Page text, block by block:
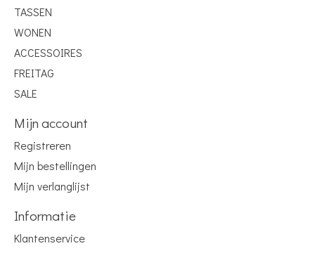
TASSEN
WONEN
ACCESSOIRES
FREITAG
SALE
Mijn account
Registreren
Mijn bestellingen
Mijn verlanglijst
Informatie
Klantenservice